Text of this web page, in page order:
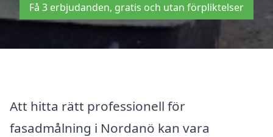
Få 3 erbjudanden, gratis och utan förpliktelser
Att hitta rätt professionell för
fasadmålning i Nordanö kan vara